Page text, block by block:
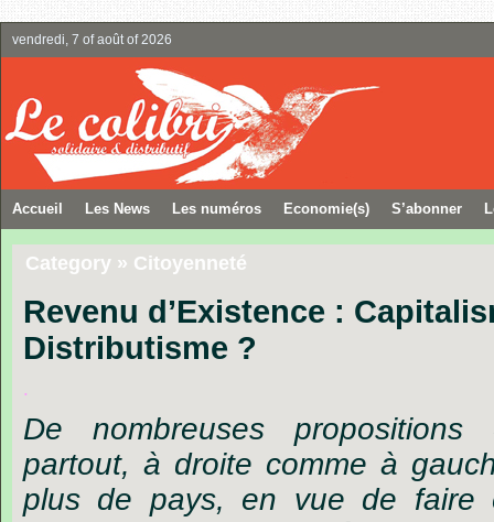
vendredi, 7 of août of 2026
Accueil Les News Les numéros Economie(s) S’abonner
Category » Citoyenneté
Revenu d’Existence :
Distributisme ?
.
De nombreuses
partout, à droite comme à
plus de pays, en vue de faire